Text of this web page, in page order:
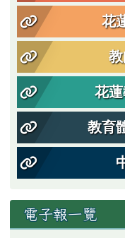
花
花
教育
電子報一覽